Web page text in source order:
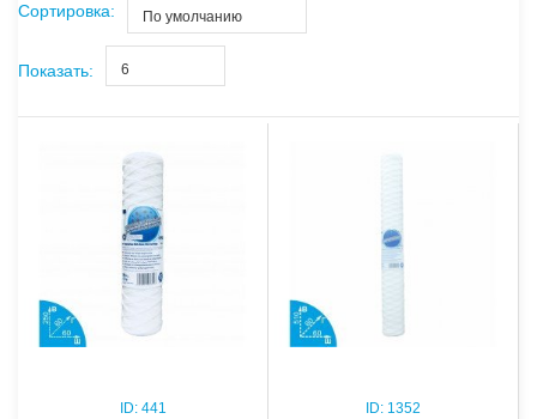
Сортировка: По умолчанию
Показать: 6
ID: 441 ID: 1352